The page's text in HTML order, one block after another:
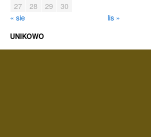
27
28 29
30
« sie
lis »
UNIKOWO